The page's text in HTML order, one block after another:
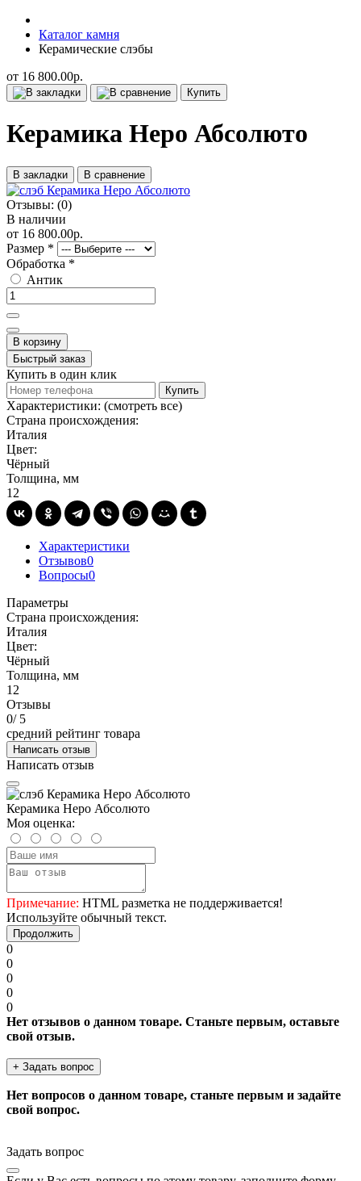
Каталог камня
Керамические слэбы
от 16 800.00р.
Купить
Керамика Неро Абсолюто
В закладки В сравнение
Отзывы: (0)
В наличии
от 16 800.00р.
Размер *
Обработка *
Антик
В корзину
Быстрый заказ
Купить в один клик
Купить
Характеристики: (смотреть все)
Страна происхождения:
Италия
Цвет:
Чёрный
Толщина, мм
12
Характеристики
Отзывов0
Вопросы0
Параметры
Страна происхождения:
Италия
Цвет:
Чёрный
Толщина, мм
12
Отзывы
0/ 5
средний рейтинг товара
Написать отзыв
Написать отзыв
Керамика Неро Абсолюто
Моя оценка:
Примечание: HTML разметка не поддерживается!
Используйте обычный текст.
Продолжить
0
0
0
0
0
Нет отзывов о данном товаре. Станьте первым, оставьте
свой отзыв.
+ Задать вопрос
Нет вопросов о данном товаре, станьте первым и задайте
свой вопрос.
Задать вопрос